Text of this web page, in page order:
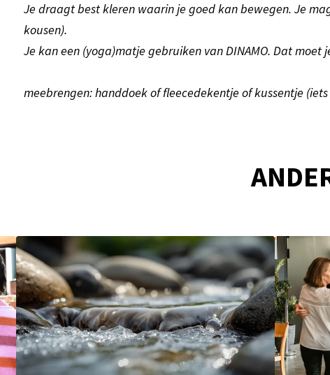
Je draagt best kleren waarin je goed kan bewegen. Je
kousen).
Je kan een (yoga)matje gebruiken van DINAMO. Dat moet
meebrengen: handdoek of fleecedekentje of kussentje